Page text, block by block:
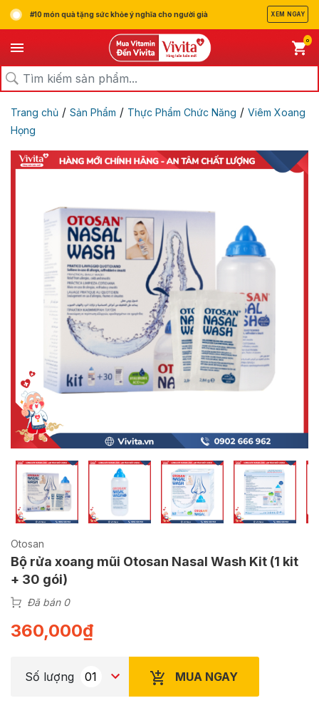
#10 món quà tặng sức khỏe ý nghĩa cho người già XEM NGAY
0
Trang chủ / Sản Phẩm / Thực Phẩm Chức Năng / Viêm Xoang
Họng
Otosan
Bộ rửa xoang mũi Otosan Nasal Wash Kit (1 kit
+ 30 gói)
Đã bán 0
360,000₫
Số lượng MUA NGAY